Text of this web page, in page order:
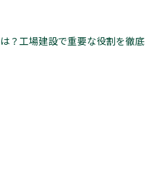
？工場建設で重要な役割を徹底